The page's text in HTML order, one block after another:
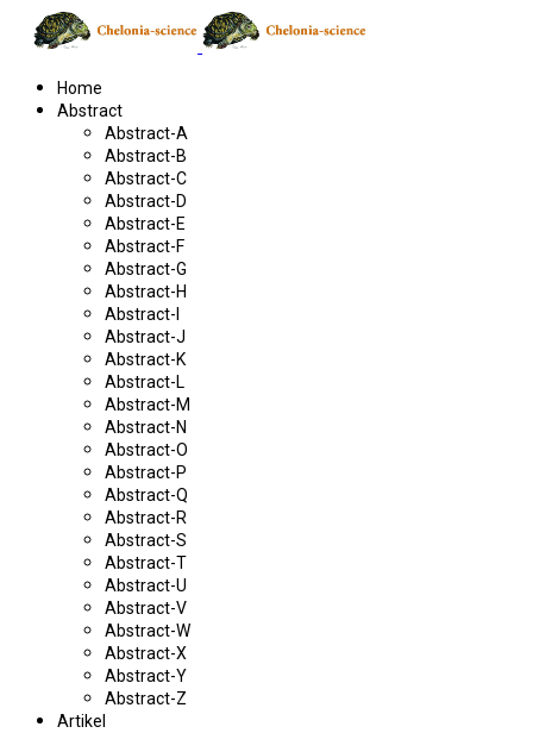
Home
Abstract
Abstract-A
Abstract-B
Abstract-C
Abstract-D
Abstract-E
Abstract-F
Abstract-G
Abstract-H
Abstract-I
Abstract-J
Abstract-K
Abstract-L
Abstract-M
Abstract-N
Abstract-O
Abstract-P
Abstract-Q
Abstract-R
Abstract-S
Abstract-T
Abstract-U
Abstract-V
Abstract-W
Abstract-X
Abstract-Y
Abstract-Z
Artikel